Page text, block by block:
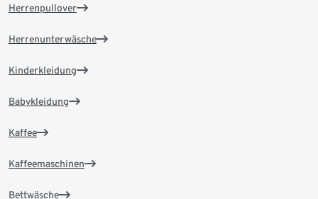
Herrenpullover
Herrenunterwäsche
Kinderkleidung
Babykleidung
Kaffee
Kaffeemaschinen
Bettwäsche